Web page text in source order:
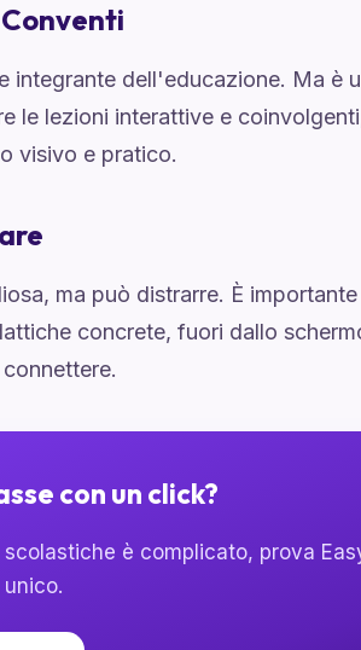
integrante dell'educazione. Ma è
le lezioni interattive e
visivo e pratico.
ma può distrarre. È
concrete, fuori dallo
con un click?
è complicato, prova